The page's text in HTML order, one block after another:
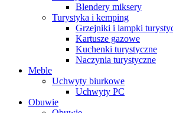
Blendery miksery
Turystyka i kemping
Grzejniki i lampki
Kartusze gazowe
Kuchenki turystyczne
Naczynia turystyczne
Meble
Uchwyty biurkowe
Uchwyty PC
Obuwie